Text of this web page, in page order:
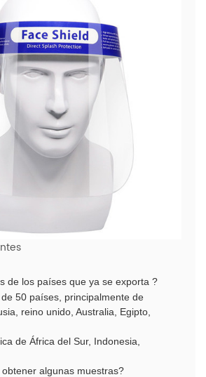
de los países que ya se exporta ?
50 países, principalmente de
reino unido, Australia, Egipto,
de África del Sur, Indonesia,
algunas muestras?